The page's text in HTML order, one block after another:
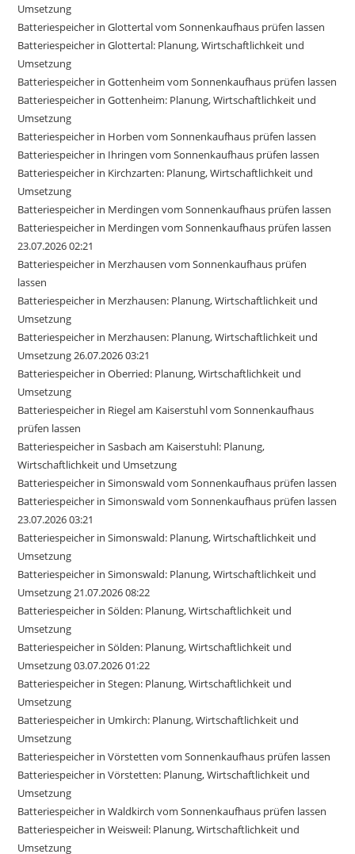
Umsetzung
Batteriespeicher in Glottertal vom Sonnenkaufhaus prüfen lassen
Batteriespeicher in Glottertal: Planung, Wirtschaftlichkeit und
Umsetzung
Batteriespeicher in Gottenheim vom Sonnenkaufhaus prüfen lassen
Batteriespeicher in Gottenheim: Planung, Wirtschaftlichkeit und
Umsetzung
Batteriespeicher in Horben vom Sonnenkaufhaus prüfen lassen
Batteriespeicher in Ihringen vom Sonnenkaufhaus prüfen lassen
Batteriespeicher in Kirchzarten: Planung, Wirtschaftlichkeit und
Umsetzung
Batteriespeicher in Merdingen vom Sonnenkaufhaus prüfen lassen
Batteriespeicher in Merdingen vom Sonnenkaufhaus prüfen lassen
23.07.2026 02:21
Batteriespeicher in Merzhausen vom Sonnenkaufhaus prüfen
lassen
Batteriespeicher in Merzhausen: Planung, Wirtschaftlichkeit und
Umsetzung
Batteriespeicher in Merzhausen: Planung, Wirtschaftlichkeit und
Umsetzung 26.07.2026 03:21
Batteriespeicher in Oberried: Planung, Wirtschaftlichkeit und
Umsetzung
Batteriespeicher in Riegel am Kaiserstuhl vom Sonnenkaufhaus
prüfen lassen
Batteriespeicher in Sasbach am Kaiserstuhl: Planung,
Wirtschaftlichkeit und Umsetzung
Batteriespeicher in Simonswald vom Sonnenkaufhaus prüfen lassen
Batteriespeicher in Simonswald vom Sonnenkaufhaus prüfen lassen
23.07.2026 03:21
Batteriespeicher in Simonswald: Planung, Wirtschaftlichkeit und
Umsetzung
Batteriespeicher in Simonswald: Planung, Wirtschaftlichkeit und
Umsetzung 21.07.2026 08:22
Batteriespeicher in Sölden: Planung, Wirtschaftlichkeit und
Umsetzung
Batteriespeicher in Sölden: Planung, Wirtschaftlichkeit und
Umsetzung 03.07.2026 01:22
Batteriespeicher in Stegen: Planung, Wirtschaftlichkeit und
Umsetzung
Batteriespeicher in Umkirch: Planung, Wirtschaftlichkeit und
Umsetzung
Batteriespeicher in Vörstetten vom Sonnenkaufhaus prüfen lassen
Batteriespeicher in Vörstetten: Planung, Wirtschaftlichkeit und
Umsetzung
Batteriespeicher in Waldkirch vom Sonnenkaufhaus prüfen lassen
Batteriespeicher in Weisweil: Planung, Wirtschaftlichkeit und
Umsetzung